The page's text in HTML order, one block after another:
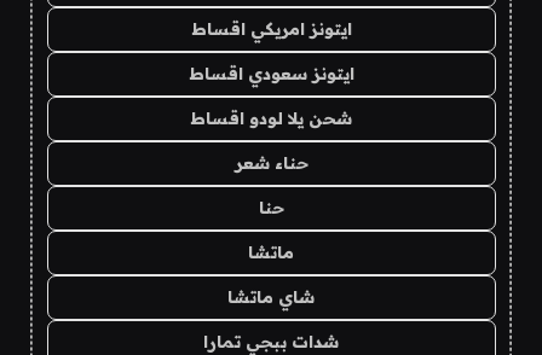
ايتونز امريكي اقساط
ايتونز سعودي اقساط
شحن يلا لودو اقساط
حناء شعر
حنا
ماتشا
شاي ماتشا
شدات ببجي تمارا